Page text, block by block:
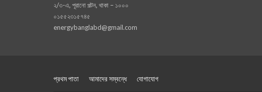
২/৩-এ, পূরানো পল্টন, থাকা – ১০০০
০১৫৫২৩১৫৭৪৫
energybanglabd@gmail.com
প্রথম পাতা আমাদের সম্বন্ধে যোগাযোগ